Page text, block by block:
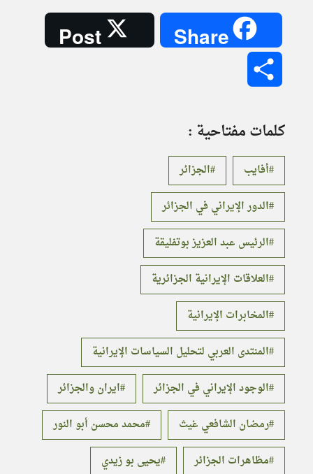
Share
Post
كلمات مفتاحية :
أفايب
الجزائر
الدور الإيراني في الجزائر
الرئيس عبد العزيز بوتفليقة
العلاقات الإيرانية الجزائرية
المخابرات الإيرانية
المنتدى العربي لتحليل السياسات الإيرانية
الوجود الإيراني في الجزائر
ايران والجزائر
رمضان الشافعي غيث
محمد محسن أبو النور
مظاهرات الجزائر
يحيى بو زيدي